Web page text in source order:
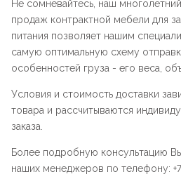
Не сомневайтесь, наш
продаж контрактной мебели для
питания позволяет нашим
самую оптимальную схему
особенностей груза - его веса,
Условия и стоимость доставки
товара и рассчитываются
заказа.
Более подробную консультацию
наших менеджеров по телефону: